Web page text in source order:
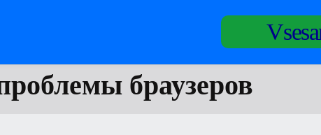
браузеров